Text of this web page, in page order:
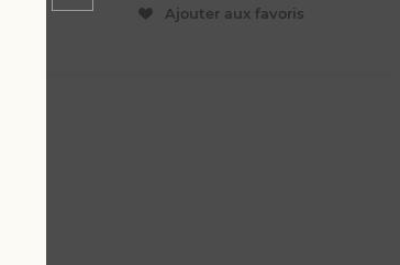
Ajouter aux favoris